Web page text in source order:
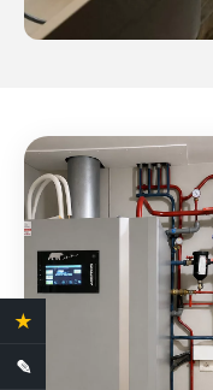
★
✎ Demande de devis